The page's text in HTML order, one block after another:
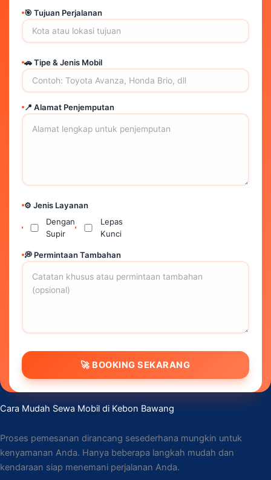
🎯 Tujuan Perjalanan
🚗 Tipe & Jenis Mobil
📍 Alamat Penjemputan
⚙️ Jenis Layanan
Dengan
Supir
Lepas
Kunci
💭 Permintaan Tambahan
🚀 BOOKING SEKARANG
Cara Mudah Sewa Mobil di Kebon Bawang
Proses pemesanan dirancang sesederhana mungkin untuk
kenyamanan Anda. Hanya beberapa langkah mudah dan
kendaraan siap menemani perjalanan Anda.